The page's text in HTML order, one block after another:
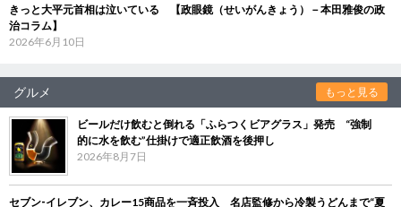
きっと大平元首相は泣いている 【政眼鏡（せいがんきょう）－本田雅俊の政
治コラム】
2026年6月10日
グルメ もっと見る
ビールだけ飲むと倒れる「ふらつくビアグラス」発売 “強制
的に水を飲む”仕掛けで適正飲酒を後押し
2026年8月7日
セブン‐イレブン、カレー15商品を一斉投入 名店監修から冷製うどんまで“夏